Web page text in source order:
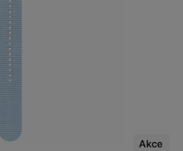
Akce